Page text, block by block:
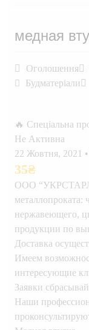
медная
Оголошення
Будматеріали
🔥 Спеціальна
Не Активна
22 Жовтня, 2021 •
35₴
ООО
металлопроката:
нержавеющего,
продукции по
Доставка
Имеем
интересующие
Заявки
Наши